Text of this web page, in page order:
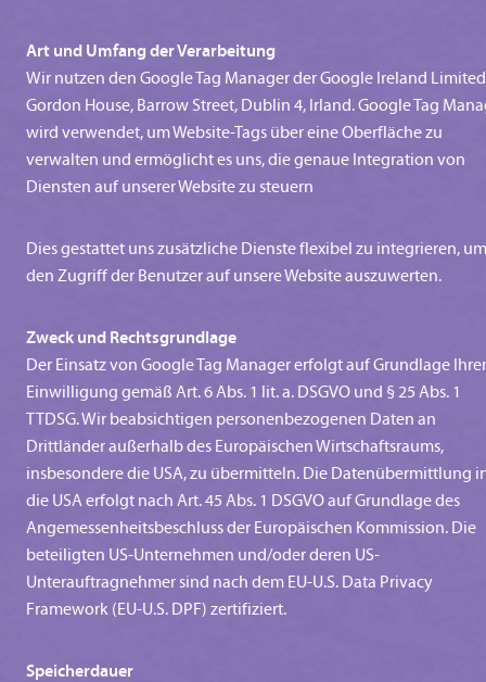
Art und Umfang der Verarbeitung
Wir nutzen den Google Tag Manager der Google Ireland
Gordon House, Barrow Street, Dublin 4, Irland. Google Tag
wird verwendet, um Website-Tags über eine Oberfläche zu
verwalten und ermöglicht es uns, die genaue Integration von
Diensten auf unserer Website zu steuern
Dies gestattet uns zusätzliche Dienste flexibel zu integrieren, um
den Zugriff der Benutzer auf unsere Website auszuwerten.
Zweck und Rechtsgrundlage
Der Einsatz von Google Tag Manager erfolgt auf Grundlage Ihrer
Einwilligung gemäß Art. 6 Abs. 1 lit. a. DSGVO und § 25 Abs. 1
TTDSG. Wir beabsichtigen personenbezogenen Daten an
Drittländer außerhalb des Europäischen Wirtschaftsraums,
insbesondere die USA, zu übermitteln. Die Datenübermittlung
die USA erfolgt nach Art. 45 Abs. 1 DSGVO auf Grundlage des
Angemessenheitsbeschluss der Europäischen Kommission. Die
beteiligten US-Unternehmen und/oder deren US-
Unterauftragnehmer sind nach dem EU-U.S. Data Privacy
Framework (EU-U.S. DPF) zertifiziert.
Speicherdauer